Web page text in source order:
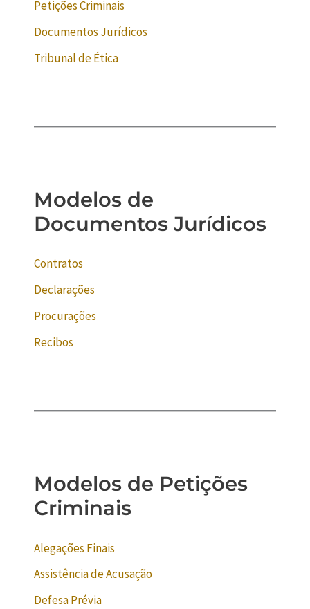
Petições Criminais
Documentos Jurídicos
Tribunal de Ética
Modelos de
Documentos Jurídicos
Contratos
Declarações
Procurações
Recibos
Modelos de Petições
Criminais
Alegações Finais
Assistência de Acusação
Defesa Prévia